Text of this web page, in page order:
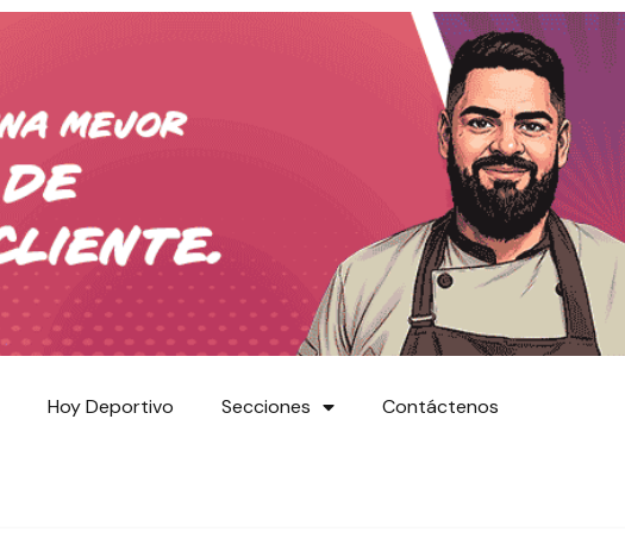
Hoy Deportivo Secciones Contáctenos